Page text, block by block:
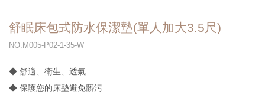
舒眠床包式防水保潔墊(單人加大3.5尺)
NO.M005-P02-1-35-W
◆ 舒適、衛生、透氣
◆ 保護您的床墊避免髒污